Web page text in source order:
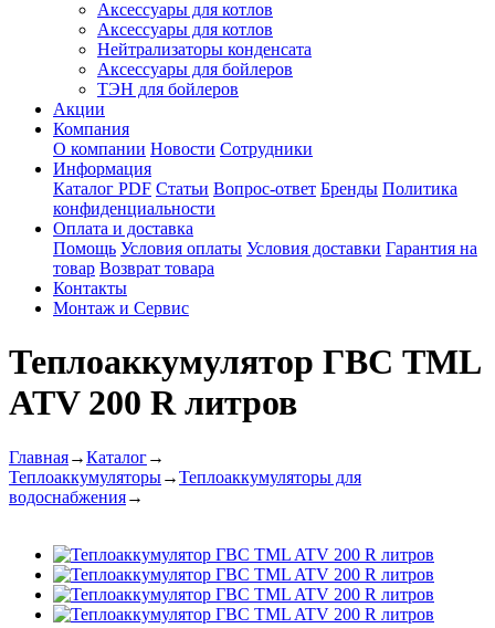
Аксессуары для котлов
Аксессуары для котлов
Нейтрализаторы конденсата
Аксессуары для бойлеров
ТЭН для бойлеров
Акции
Компания
О компании Новости Сотрудники
Информация
Каталог PDF Статьи Вопрос-ответ Бренды Политика
конфиденциальности
Оплата и доставка
Помощь Условия оплаты Условия доставки Гарантия на
товар Возврат товара
Контакты
Монтаж и Сервис
Теплоаккумулятор ГВС TML
ATV 200 R литров
Главная→Каталог→
Теплоаккумуляторы→Теплоаккумуляторы для
водоснабжения→